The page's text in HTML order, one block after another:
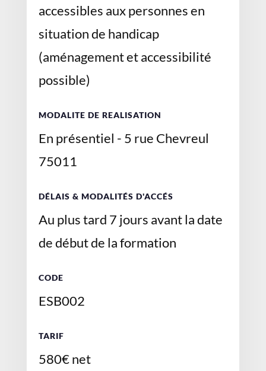
accessibles aux personnes en
situation de handicap
(aménagement et accessibilité
possible)
MODALITE DE REALISATION
En présentiel - 5 rue Chevreul
75011
DÉLAIS & MODALITÉS D'ACCÉS
Au plus tard 7 jours avant la date
de début de la formation
CODE
ESB002
TARIF
580€ net